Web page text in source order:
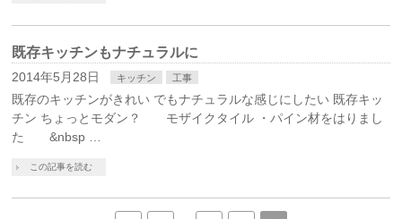
既存キッチンもナチュラルに
2014年5月28日 キッチン 工事
既存のキッチンがきれい でもナチュラルな感じにしたい 既存キッ
チン ちょっとモダン？ モザイクタイル ・パイン材をはりまし
た &nbsp …
この記事を読む